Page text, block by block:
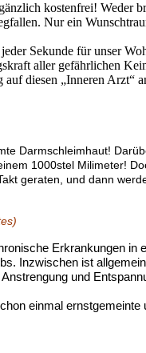
kostenfrei! Weder
Nur ein
Sekunde für unser
aller gefährlichen
diesen „Inneren Arzt“
Darmschleimhaut!
1000stel Milimeter!
geraten, und dann
Erkrankungen in
Inzwischen ist
und
einmal ernstgemeinte